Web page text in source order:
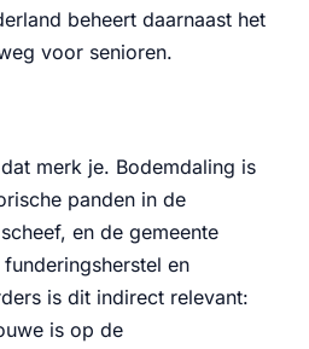
beheert daarnaast het
voor senioren.
merk je. Bodemdaling is
panden in de
en de gemeente
en
is dit indirect relevant:
is op de